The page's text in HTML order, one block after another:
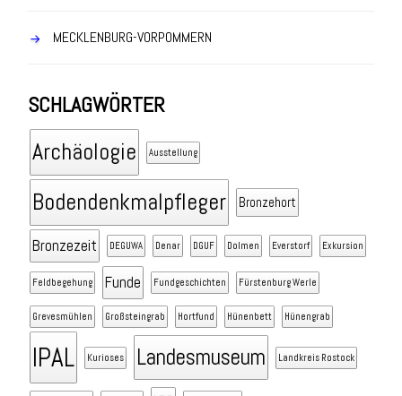
MECKLENBURG-VORPOMMERN
SCHLAGWÖRTER
Archäologie Ausstellung
Bodendenkmalpfleger Bronzehort
Bronzezeit DEGUWA Denar DGUF Dolmen Everstorf Exkursion
Feldbegehung Funde Fundgeschichten Fürstenburg Werle
Grevesmühlen Großsteingrab Hortfund Hünenbett Hünengrab
IPAL Kurioses Landesmuseum Landkreis Rostock